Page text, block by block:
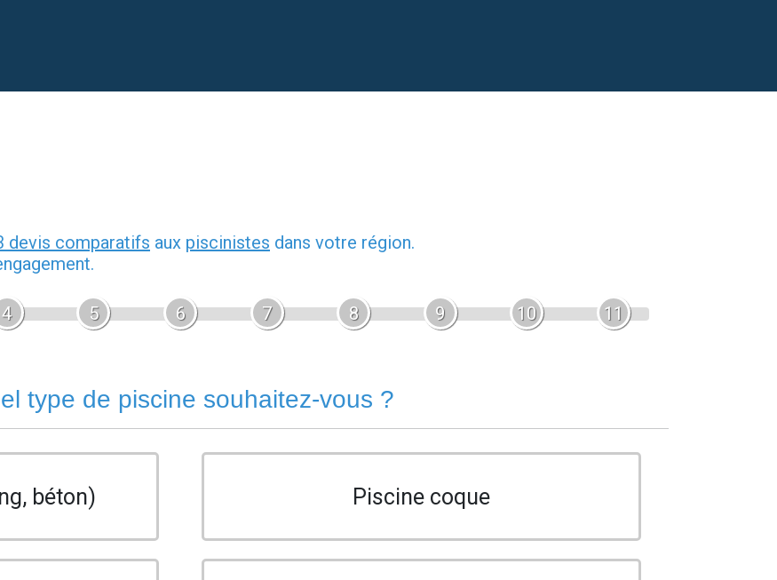
devis comparatifs aux piscinistes dans votre région.
4 5 6 7 8 9 10 11
type de piscine souhaitez-vous ?
béton) Piscine coque